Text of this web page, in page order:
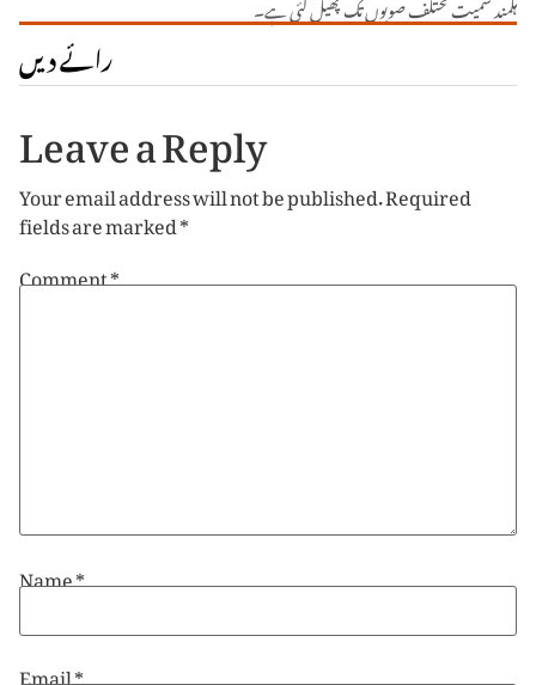
رائے دیں
Leave a Reply
Your email address will not be published.Required
fields are marked*
Comment*
Name*
Email*